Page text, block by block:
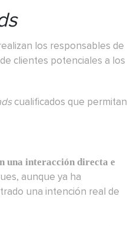
los responsables de
clientes potenciales a los
cualificados que permitan
una interacción directa e
aunque ya ha
una intención real de